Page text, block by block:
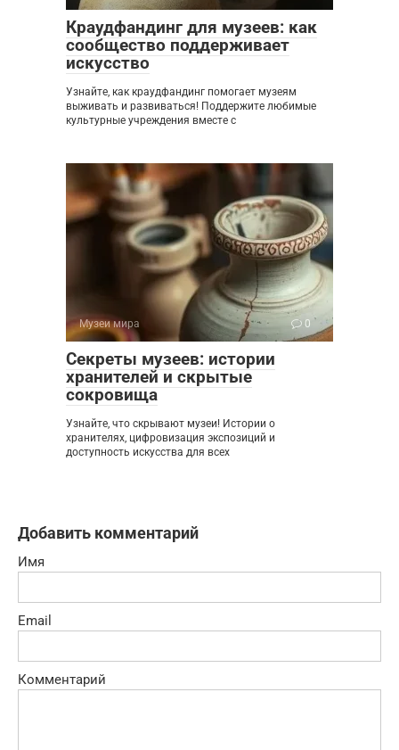
Краудфандинг для музеев: как
сообщество поддерживает
искусство
Узнайте, как краудфандинг помогает музеям
выживать и развиваться! Поддержите любимые
культурные учреждения вместе с
Музеи мира 0
Секреты музеев: истории
хранителей и скрытые
сокровища
Узнайте, что скрывают музеи! Истории о
хранителях, цифровизация экспозиций и
доступность искусства для всех
Добавить комментарий
Имя
Email
Комментарий